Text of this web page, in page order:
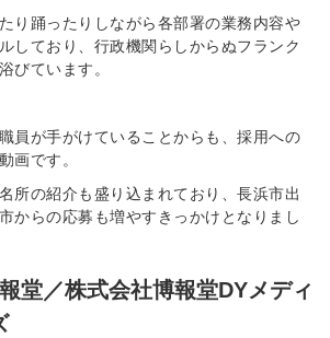
り踊ったりしながら各部署の業務内容や
しており、行政機関らしからぬフランク
びています。
員が手がけていることからも、採用への
画です。
所の紹介も盛り込まれており、長浜市出
からの応募も増やすきっかけとなりまし
堂／株式会社博報堂DYメディ